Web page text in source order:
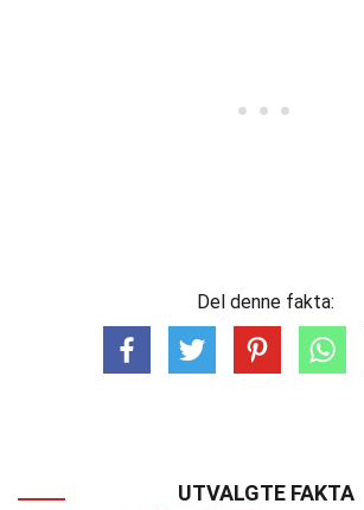
Del denne fakta:
UTVALGTE FAKTA